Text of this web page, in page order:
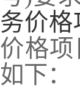
务价格
价格
如下：